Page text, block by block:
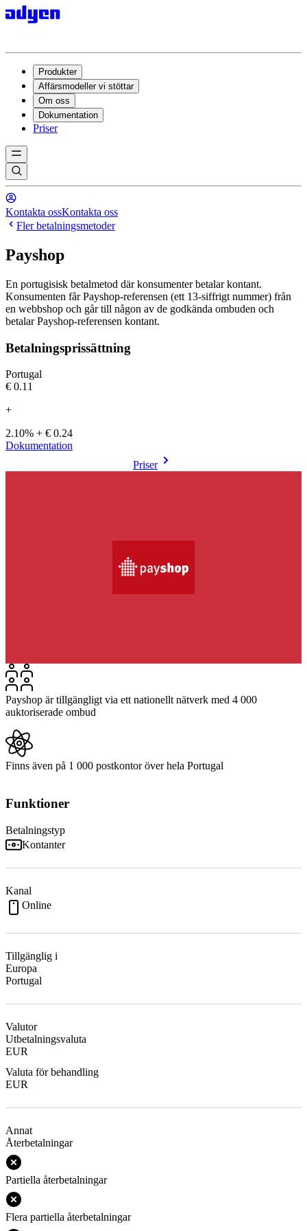
Produkter
Affärsmodeller vi stöttar
Om oss
Dokumentation
Priser
Kontakta ossKontakta oss
Fler betalningsmetoder
Payshop
En portugisisk betalmetod där konsumenter betalar kontant.
Konsumenten får Payshop-referensen (ett 13-siffrigt nummer) från
en webbshop och går till någon av de godkända ombuden och
betalar Payshop-referensen kontant.
Betalningsprissättning
Portugal
€0.11
+
2.10% + € 0.24
Dokumentation
Priser
Payshop är tillgängligt via ett nationellt nätverk med 4 000
auktoriserade ombud
Finns även på 1 000 postkontor över hela Portugal
Funktioner
Betalningstyp
Kontanter
Kanal
Online
Tillgänglig i
Europa
Portugal
Valutor
Utbetalningsvaluta
EUR
Valuta för behandling
EUR
Annat
Återbetalningar
Partiella återbetalningar
Flera partiella återbetalningar